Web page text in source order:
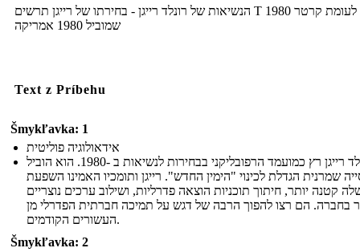
הנשיאות של רונלד רייגן - בחירתו של רייגן תרשים T 1980 לעומת קרטר
שמוביל 1980 אמריקה
Text z Príbehu
Šmykľavka: 1
אידאולוגיה פוליטית
רונלד רייגן רץ כמועמד הרפובליקני בבחירות לנשיאות ב -1980. הוא הוביל
שמרנית הגדלת לכינוי "הימין החדש". רייגן ותומכיו האמינו השפעת
קטנה יותר, חיתוך תוכניות הוצאה פדרליות, ושילוב ערכים נוצריים
בחברה. הם רצו להפוך הרבה של דגש על תמיכה חברתית הפדרלי מן
העשורים הקודמים.
Šmykľavka: 2